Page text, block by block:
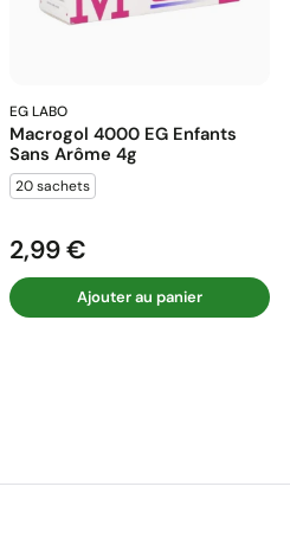
EG LABO
Macrogol 4000 EG Enfants
Sans Arôme 4g
20 sachets
Prix
2,99 €
Ajouter au panier